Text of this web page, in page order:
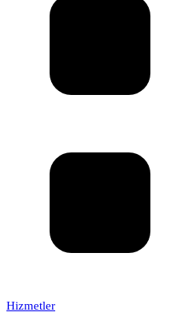
Hizmetler